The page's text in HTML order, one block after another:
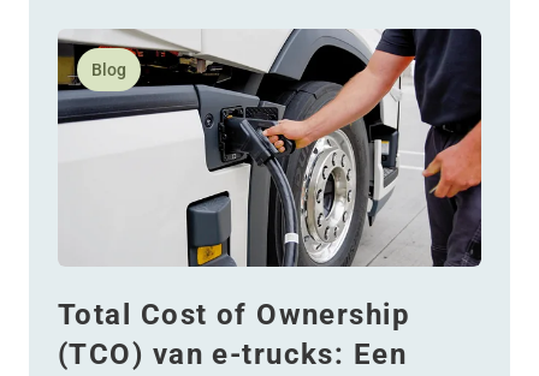
Blog
Total Cost of Ownership
(TCO) van e-trucks: Een
Lees meer over Total Cost of Ownership (TCO)